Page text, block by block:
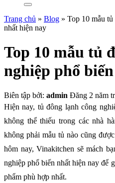
Trang chủ » Blog » Top 10 mẫu
nhất hiện nay
Top 10 mẫu tủ
nghiệp phổ
Biên tập bởi: admin Đăng 2 năm
Hiện nay, tủ đông lạnh công
không thể thiếu trong các nhà
không phải mẫu tủ nào cũng
hôm nay, Vinakitchen sẽ mách
nghiệp phổ biến nhất hiện nay để
phẩm phù hợp nhất.